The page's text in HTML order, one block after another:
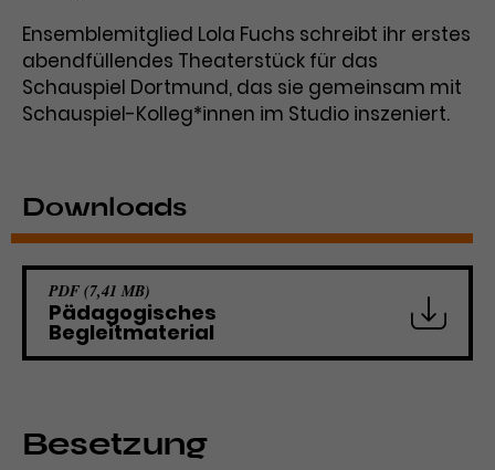
Ensemblemitglied Lola Fuchs schreibt ihr erstes
abendfüllendes Theaterstück für das
Schauspiel Dortmund, das sie gemeinsam mit
Schauspiel-Kolleg*innen im Studio inszeniert.
Downloads
PDF (7,41 MB)
Pädagogisches
Begleitmaterial
Besetzung